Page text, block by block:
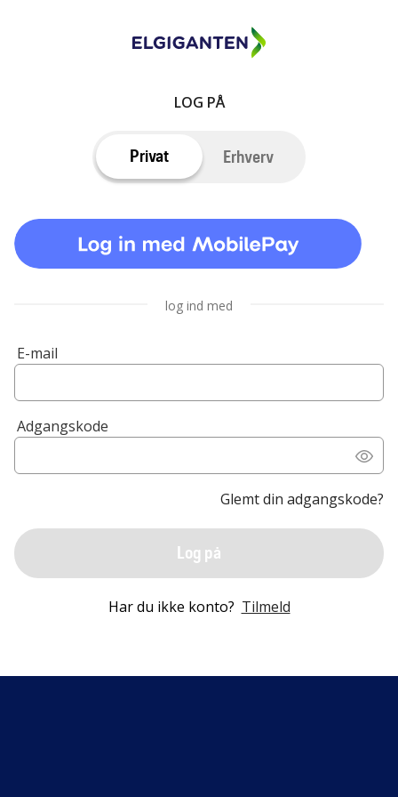
LOG PÅ
Privat Erhverv
log ind med
E-mail
Adgangskode
Glemt din adgangskode?
Log på
Har du ikke konto? Tilmeld